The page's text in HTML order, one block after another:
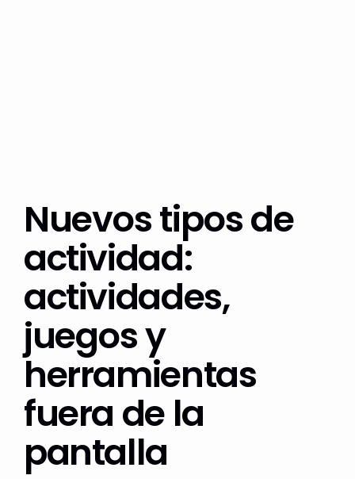
Nuevos tipos de
actividad:
actividades,
juegos y
herramientas
fuera de la
pantalla